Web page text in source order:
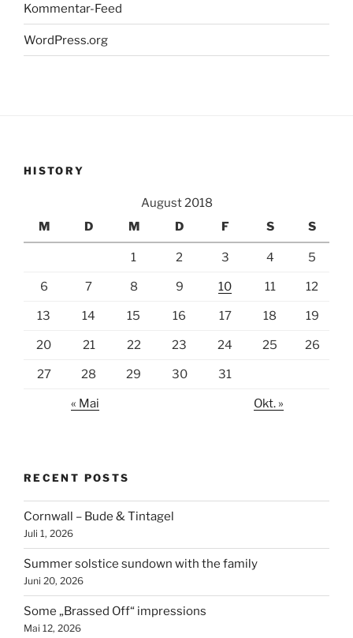
Kommentar-Feed
WordPress.org
HISTORY
August 2018
M
D M D F S S
1 2 3 4 5
6 7 8 9 10 11 12
13 14 15 16 17 18 19
20 21 22 23 24 25 26
27 28 29 30 31
« Mai Okt. »
RECENT POSTS
Cornwall – Bude & Tintagel
Juli 1, 2026
Summer solstice sundown with the family
Juni 20, 2026
Some „Brassed Off“ impressions
Mai 12, 2026